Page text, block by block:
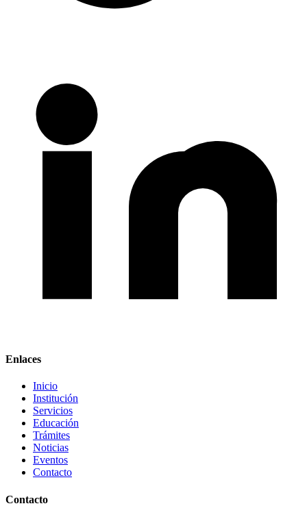
Enlaces
Inicio
Institución
Servicios
Educación
Trámites
Noticias
Eventos
Contacto
Contacto